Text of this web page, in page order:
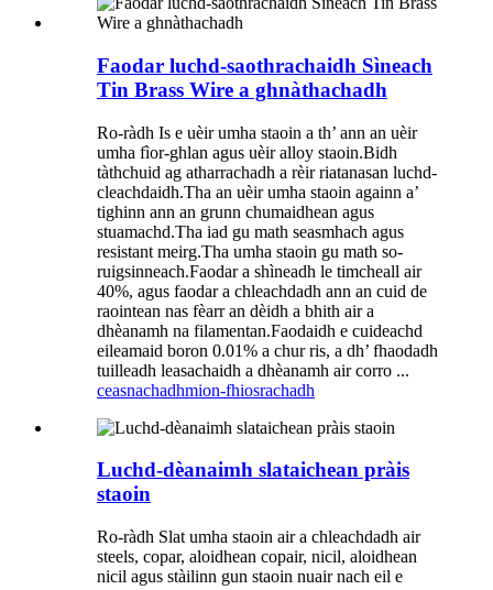
Faodar luchd-saothrachaidh Sìneach
Tin Brass Wire a ghnàthachadh
Ro-ràdh Is e uèir umha staoin a th’ ann an uèir
umha fìor-ghlan agus uèir alloy staoin.Bidh
tàthchuid ag atharrachadh a rèir riatanasan luchd-
cleachdaidh.Tha an uèir umha staoin againn a’
tighinn ann an grunn chumaidhean agus
stuamachd.Tha iad gu math seasmhach agus
resistant meirg.Tha umha staoin gu math so-
ruigsinneach.Faodar a shìneadh le timcheall air
40%, agus faodar a chleachdadh ann an cuid de
raointean nas fèarr an dèidh a bhith air a
dhèanamh na filamentan.Faodaidh e cuideachd
eileamaid boron 0.01% a chur ris, a dh’ fhaodadh
tuilleadh leasachaidh a dhèanamh air corro ...
ceasnachadhmion-fhiosrachadh
Luchd-dèanaimh slataichean pràis
staoin
Ro-ràdh Slat umha staoin air a chleachdadh air
steels, copar, aloidhean copair, nicil, aloidhean
nicil agus stàilinn gun staoin nuair nach eil e